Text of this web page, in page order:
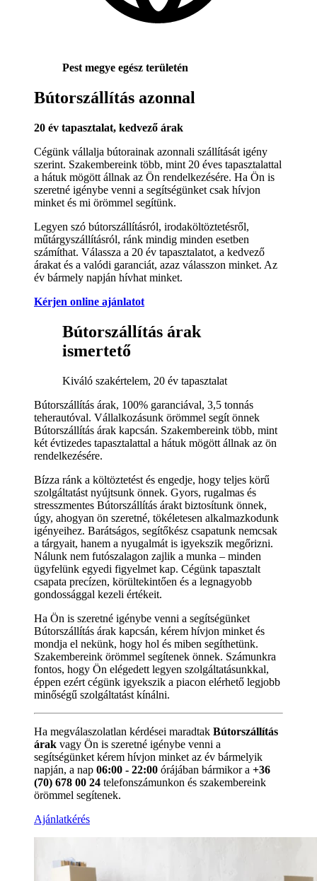
Pest megye egész területén
Bútorszállítás azonnal
20 év tapasztalat, kedvező árak
Cégünk vállalja bútorainak azonnali szállítását igény
szerint. Szakembereink több, mint 20 éves tapasztalattal
a hátuk mögött állnak az Ön rendelkezésére. Ha Ön is
szeretné igénybe venni a segítségünket csak hívjon
minket és mi örömmel segítünk.
Legyen szó bútorszállításról, irodaköltöztetésről,
műtárgyszállításról, ránk mindig minden esetben
számíthat. Válassza a 20 év tapasztalatot, a kedvező
árakat és a valódi garanciát, azaz válasszon minket. Az
év bármely napján hívhat minket.
Kérjen online ajánlatot
Bútorszállítás árak
ismertető
Kiváló szakértelem, 20 év tapasztalat
Bútorszállítás árak, 100% garanciával, 3,5 tonnás
teherautóval. Vállalkozásunk örömmel segít önnek
Bútorszállítás árak kapcsán. Szakembereink több, mint
két évtizedes tapasztalattal a hátuk mögött állnak az ön
rendelkezésére.
Bízza ránk a költöztetést és engedje, hogy teljes körű
szolgáltatást nyújtsunk önnek. Gyors, rugalmas és
stresszmentes Bútorszállítás árakt biztosítunk önnek,
úgy, ahogyan ön szeretné, tökéletesen alkalmazkodunk
igényeihez. Barátságos, segítőkész csapatunk nemcsak
a tárgyait, hanem a nyugalmát is igyekszik megőrizni.
Nálunk nem futószalagon zajlik a munka – minden
ügyfelünk egyedi figyelmet kap. Cégünk tapasztalt
csapata precízen, körültekintően és a legnagyobb
gondossággal kezeli értékeit.
Ha Ön is szeretné igénybe venni a segítségünket
Bútorszállítás árak kapcsán, kérem hívjon minket és
mondja el nekünk, hogy hol és miben segíthetünk.
Szakembereink örömmel segítenek önnek. Számunkra
fontos, hogy Ön elégedett legyen szolgáltatásunkkal,
éppen ezért cégünk igyekszik a piacon elérhető legjobb
minőségű szolgáltatást kínálni.
Ha megválaszolatlan kérdései maradtak Bútorszállítás
árak vagy Ön is szeretné igénybe venni a
segítségünket kérem hívjon minket az év bármelyik
napján, a nap 06:00 - 22:00 órájában bármikor a +36
(70) 678 00 24 telefonszámunkon és szakembereink
örömmel segítenek.
Ajánlatkérés